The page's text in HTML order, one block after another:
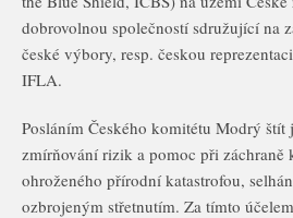
dobrovolnou společností sdružující na
české výbory, resp. českou
IFLA.
Posláním Českého komitétu Modrý štít
zmírňování rizik a pomoc při
ohroženého přírodní katastrofou,
ozbrojeným střetnutím. Za tímto